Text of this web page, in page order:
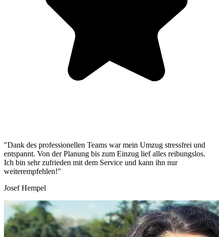
"Dank des professionellen Teams war mein Umzug stressfrei und
entspannt. Von der Planung bis zum Einzug lief alles reibungslos.
Ich bin sehr zufrieden mit dem Service und kann ihn nur
weiterempfehlen!"
Josef Hempel